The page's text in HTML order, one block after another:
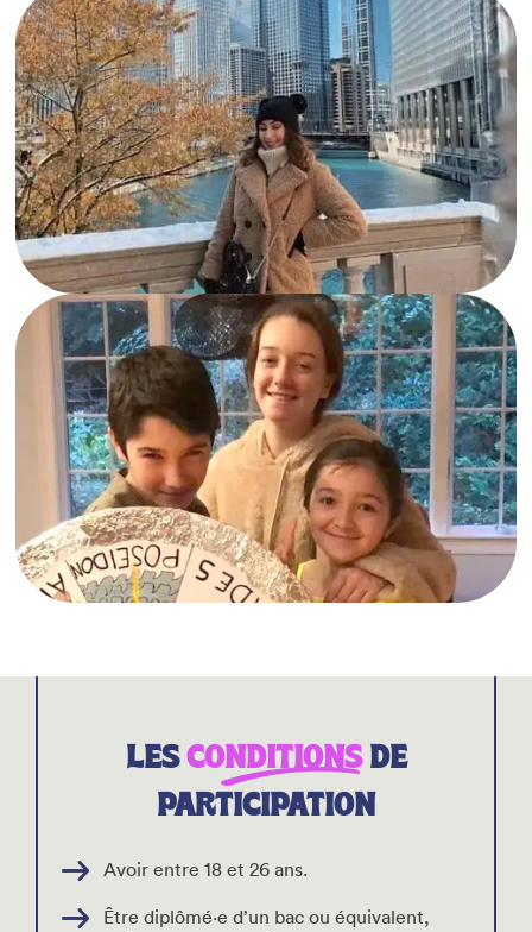
LESCONDITIONSDE
PARTICIPATION
Avoir entre 18 et 26 ans.
Être diplômé·e d’un bac ou équivalent,